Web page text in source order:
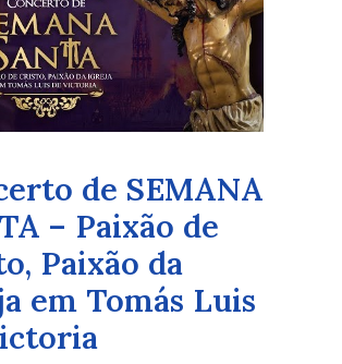
de SEMANA
– Paixão de
Paixão da
em Tomás Luis